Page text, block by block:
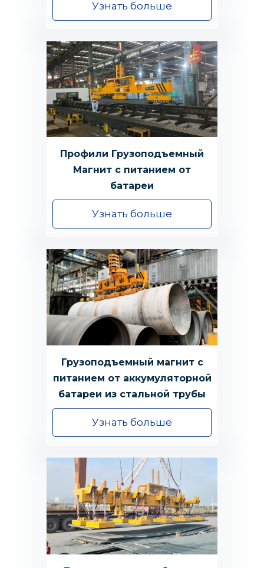
Узнать больше
Профили Грузоподъемный
Магнит с питанием от
батареи
Узнать больше
Грузоподъемный магнит с
питанием от аккумуляторной
батареи из стальной трубы
Узнать больше